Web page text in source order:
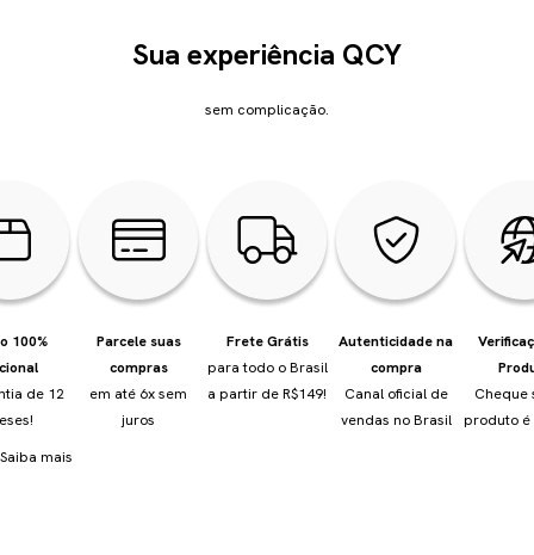
Sua experiência QCY
sem complicação.
100%
de 12
Parcele suas
compras
em até 6x sem
juros
Frete Grátis
para todo o Brasil
a partir de R$149!
Autenticidade na
compra
Canal oficial de
vendas no Brasil
Cheque
produto é
Saiba mais